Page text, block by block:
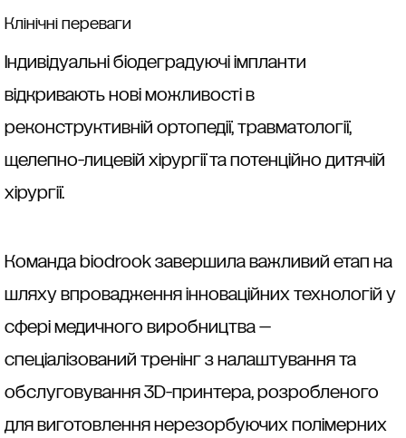
Клінічні переваги
Індивідуальні біодеградуючі імпланти
відкривають нові можливості в
реконструктивній ортопедії, травматології,
щелепно-лицевій хірургії та потенційно дитячій
хірургії.
Команда biodrook завершила важливий етап на
шляху впровадження інноваційних технологій у
сфері медичного виробництва —
спеціалізований тренінг з налаштування та
обслуговування 3D-принтера, розробленого
для виготовлення нерезорбуючих полімерних